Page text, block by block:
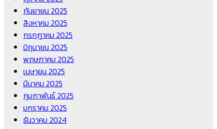
กันยายน 2025
สิงหาคม 2025
กรกฎาคม 2025
มิถุนายน 2025
พฤษภาคม 2025
เมษายน 2025
มีนาคม 2025
กุมภาพันธ์ 2025
มกราคม 2025
ธันวาคม 2024